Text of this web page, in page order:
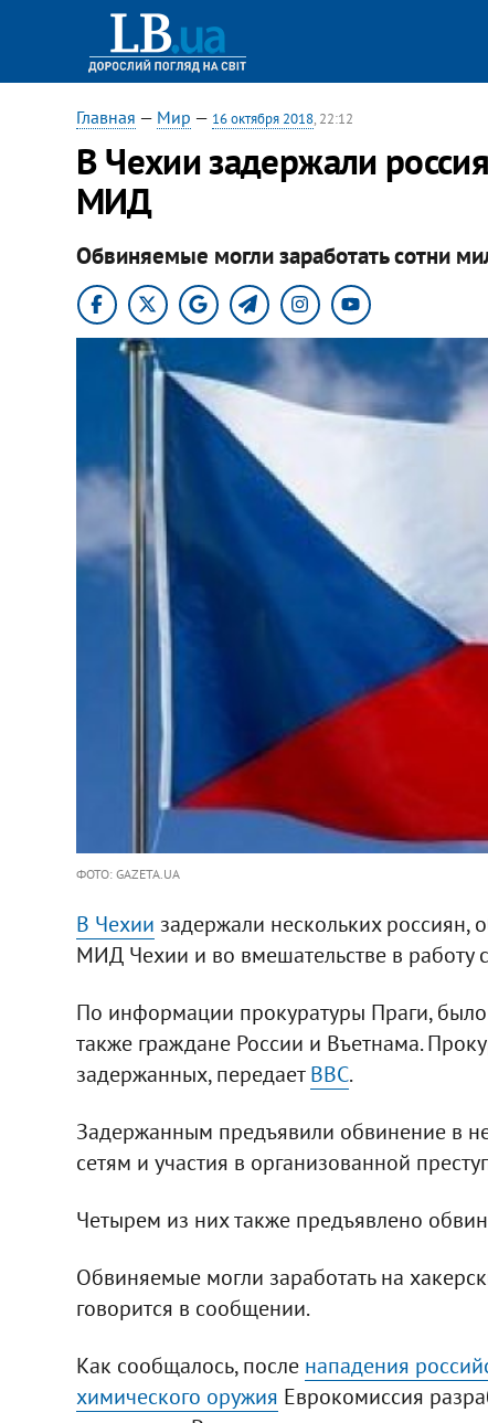
Главная — Мир — 16 октября 2018, 22:12
В Чехии задержали
МИД
Обвиняемые могли заработать сотни
ФОТО: GAZETA.UA
В Чехии задержали нескольких
МИД Чехии и во вмешательстве в работу
По информации прокуратуры Праги,
также граждане России и Въетнама.
задержанных, передаетВВС.
Задержанным предъявили обвинение в
сетям и участия в организованной
Четырем из них также предъявлено
Обвиняемые могли заработать на
говорится в сообщении.
Как сообщалось, после нападения
химического оружия Еврокомиссия